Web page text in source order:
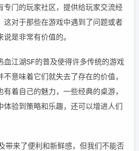
专门的玩家社区，提供给玩家交流经
这对于那些在游戏中遇到了问题或者
是非常有价值的。
血江湖SF的普及使得许多传统的游戏
意味着它们就失去了存在的价值，
着自己的魅力，一些经典的桌游，
体验到策略和乐趣，还可以增进人们
带来了便利和新鲜感，但我们不能否